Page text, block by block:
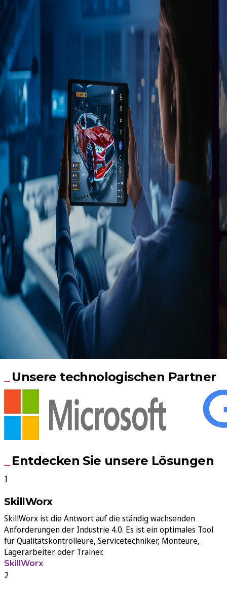
Automobilindustrie
< 1 min
Kompetenz in Augmented Reality für
mehr Effizienz in der Automobilwartung
Firma aus Branche:Automobilindustrie
Unsere technologischen Partner
Entdecken Sie unsere Lösungen
SkillWorx
SkillWorx ist die Antwort auf die ständig wachsenden
Anforderungen der Industrie 4.0. Es ist ein optimales Tool
für Qualitätskontrolleure, Servicetechniker, Monteure,
Lagerarbeiter oder Trainer.
SkillWorx